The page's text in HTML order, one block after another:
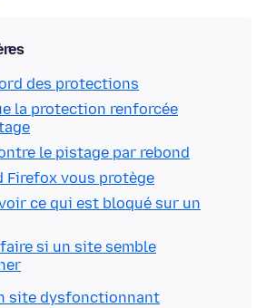
des protections
la protection renforcée
le pistage par rebond
Firefox vous protège
ce qui est bloqué sur un
si un site semble
site dysfonctionnant